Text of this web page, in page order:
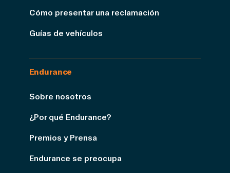
Cómo presentar una reclamación
Guías de vehículos
Endurance
Sobre nosotros
¿Por qué Endurance?
Premios y Prensa
Endurance se preocupa